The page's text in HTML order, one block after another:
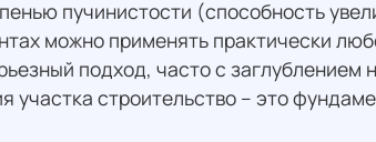
пучинистости (способность
можно применять практически
подход, часто с
строительство – это